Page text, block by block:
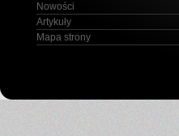
Nowości
Artykuły
Mapa strony